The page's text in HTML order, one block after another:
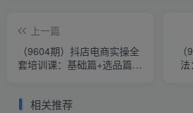
上一篇
（9604期）抖店电商实操全
套培训课：基础篇+选品篇
相关推荐